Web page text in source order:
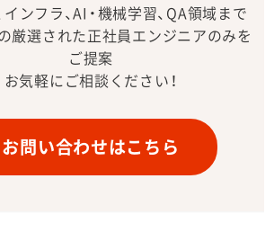
ンフラ、AI・機械学習、QA領域まで
厳選された正社員エンジニアのみを
ご提案
お気軽にご相談ください！
お問い合わせはこちら